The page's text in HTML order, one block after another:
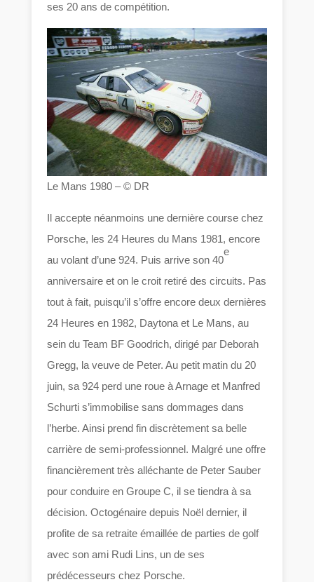
ses 20 ans de compétition.
Le Mans 1980 – © DR
Il accepte néanmoins une dernière course chez
Porsche, les 24 Heures du Mans 1981, encore
au volant d’une 924. Puis arrive son 40
e
anniversaire et on le croit retiré des circuits. Pas
tout à fait, puisqu’il s’offre encore deux dernières
24 Heures en 1982, Daytona et Le Mans, au
sein du Team BF Goodrich, dirigé par Deborah
Gregg, la veuve de Peter. Au petit matin du 20
juin, sa 924 perd une roue à Arnage et Manfred
Schurti s’immobilise sans dommages dans
l’herbe. Ainsi prend fin discrètement sa belle
carrière de semi-professionnel. Malgré une offre
financièrement très alléchante de Peter Sauber
pour conduire en Groupe C, il se tiendra à sa
décision. Octogénaire depuis Noël dernier, il
profite de sa retraite émaillée de parties de golf
avec son ami Rudi Lins, un de ses
prédécesseurs chez Porsche.